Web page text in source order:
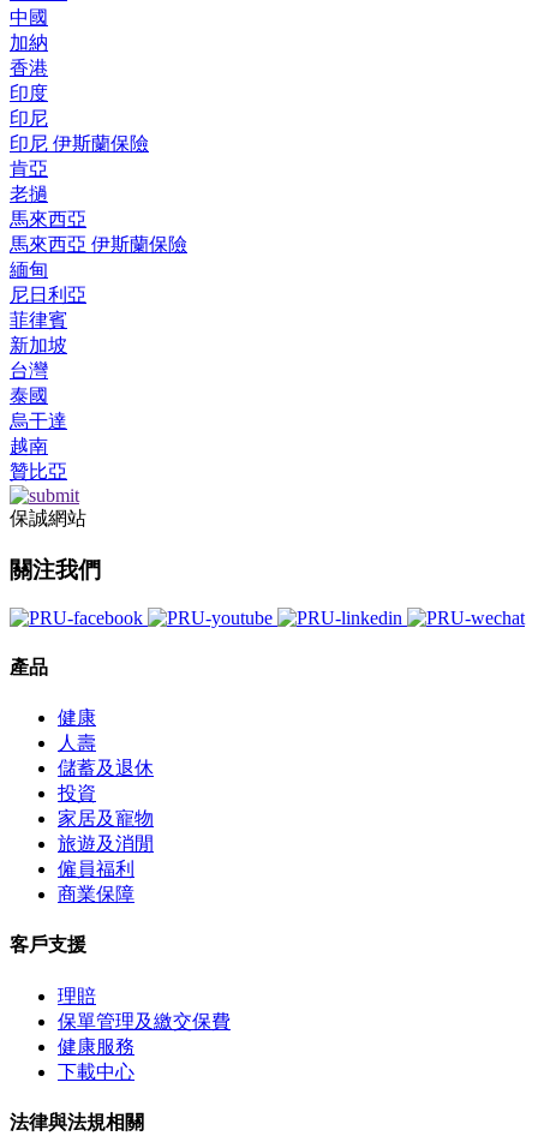
中國
加納
香港
印度
印尼
印尼 伊斯蘭保險
肯亞
老撾
馬來西亞
馬來西亞 伊斯蘭保險
緬甸
尼日利亞
菲律賓
新加坡
台灣
泰國
烏干達
越南
贊比亞
保誠網站
關注我們
產品
健康
人壽
儲蓄及退休
投資
家居及寵物
旅遊及消閒
僱員福利
商業保障
客戶支援
理賠
保單管理及繳交保費
健康服務
下載中心
法律與法規相關